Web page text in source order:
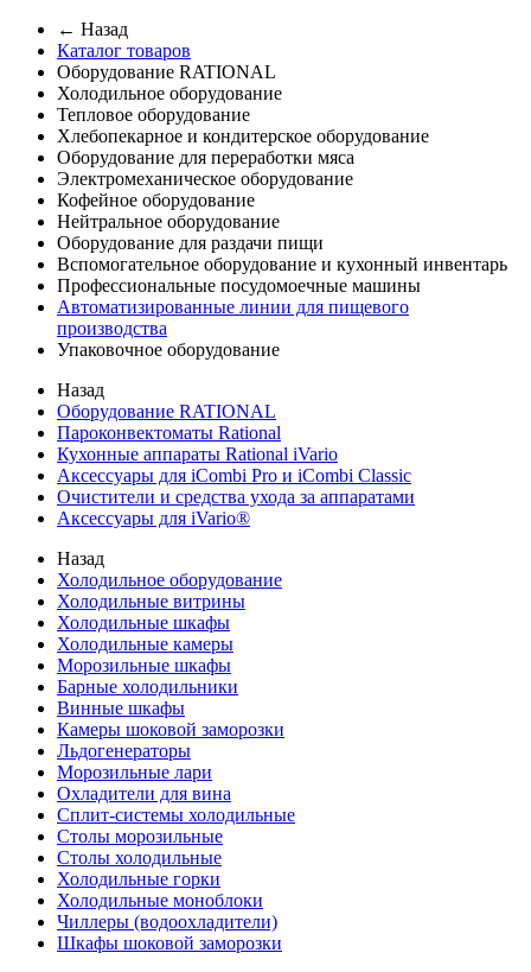
← Назад
Каталог товаров
Оборудование RATIONAL
Холодильное оборудование
Тепловое оборудование
Хлебопекарное и кондитерское оборудование
Оборудование для переработки мяса
Электромеханическое оборудование
Кофейное оборудование
Нейтральное оборудование
Оборудование для раздачи пищи
Вспомогательное оборудование и кухонный инвентарь
Профессиональные посудомоечные машины
Автоматизированные линии для пищевого
производства
Упаковочное оборудование
Назад
Оборудование RATIONAL
Пароконвектоматы Rational
Кухонные аппараты Rational iVario
Аксессуары для iCombi Pro и iCombi Classic
Очистители и средства ухода за аппаратами
Аксессуары для iVario®
Назад
Холодильное оборудование
Холодильные витрины
Холодильные шкафы
Холодильные камеры
Морозильные шкафы
Барные холодильники
Винные шкафы
Камеры шоковой заморозки
Льдогенераторы
Морозильные лари
Охладители для вина
Сплит-системы холодильные
Столы морозильные
Столы холодильные
Холодильные горки
Холодильные моноблоки
Чиллеры (водоохладители)
Шкафы шоковой заморозки